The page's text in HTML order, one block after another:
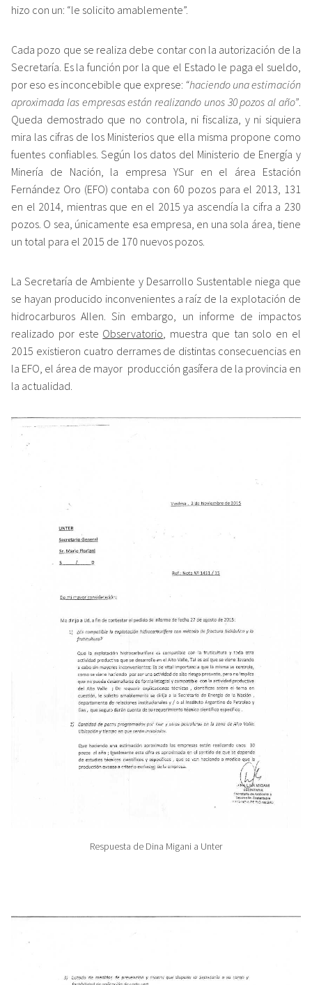
hizo con un: “le solicito amablemente”.
Cada pozo que se realiza debe contar con la autorización de la
Secretaría. Es la función por la que el Estado le paga el sueldo,
por eso es inconcebible que exprese: “haciendo una estimación
aproximada las empresas están realizando unos 30 pozos al año”
Queda demostrado que no controla, ni fiscaliza, y ni siquiera
mira las cifras de los Ministerios que ella misma propone como
fuentes confiables. Según los datos del Ministerio de Energía y
Minería de Nación, la empresa YSur en el área Estación
Fernández Oro (EFO) contaba con 60 pozos para el 2013, 131
en el 2014, mientras que en el 2015 ya ascendía la cifra a 230
pozos. O sea, únicamente esa empresa, en una sola área, tiene
un total para el 2015 de 170 nuevos pozos.
La Secretaría de Ambiente y Desarrollo Sustentable niega que
se hayan producido inconvenientes a raíz de la explotación de
hidrocarburos Allen. Sin embargo, un informe de impactos
realizado por este Observatorio , muestra que tan solo en el
2015 existieron cuatro derrames de distintas consecuencias en
la EFO, el área de mayor producción gasífera de la provincia en
la actualidad.
Respuesta de Dina Migani a Unter